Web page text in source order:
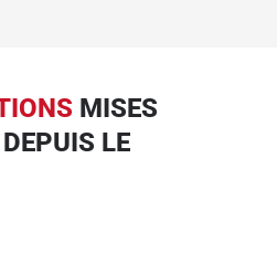
MISES
LE